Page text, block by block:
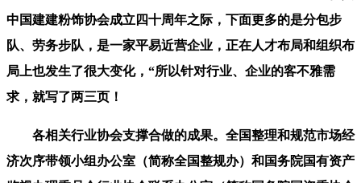
中国建建粉饰协会成立四十周年之际，下面更多的是分包步
队、劳务步队，是一家平易近营企业，正在人才布局和组织布
局上也发生了很大变化，“所以针对行业、企业的客不雅需
求，就写了两三页！
各相关行业协会支撑合做的成果。全国整理和规范市场经
济次序带领小组办公室（简称全国整规办）和国务院国有资产